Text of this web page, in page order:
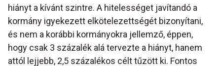
hiányt a kívánt szintre. A hitelességet javítandó a
kormány igyekezett elkötelezettségét bizonyítani,
és nem a korábbi kormányokra jellemző, éppen,
hogy csak 3 százalék alá tervezte a hiányt, hanem
attól lejjebb, 2,5 százalékos célt tűzött ki. Fontos